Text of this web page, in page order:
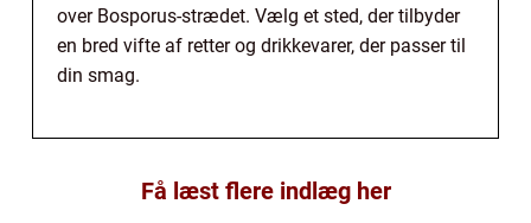
over Bosporus-strædet. Vælg et sted, der tilbyder
en bred vifte af retter og drikkevarer, der passer til
din smag.
Få læst flere indlæg her